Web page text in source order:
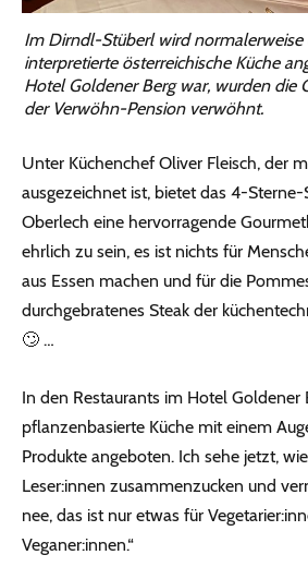
Im Dirndl-Stüberl wird normalerweise
interpretierte österreichische Küche
Hotel Goldener Berg war, wurden die
der Verwöhn-Pension verwöhnt.
Unter Küchenchef Oliver Fleisch, der
ausgezeichnet ist, bietet das 4-
Oberlech eine hervorragende
ehrlich zu sein, es ist nichts für
aus Essen machen und für die
durchgebratenes Steak der
🙄 …
In den Restaurants im Hotel Goldener
pflanzenbasierte Küche mit einem
Produkte angeboten. Ich sehe jetzt,
Leser:innen zusammenzucken und
nee, das ist nur etwas für
Veganer:innen.“